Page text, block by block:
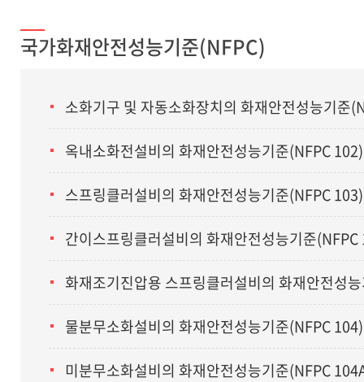
국가화재안전성능기준(NFPC)
소화기구 및 자동소화장치의 화재안전성능기준
옥내소화전설비의 화재안전성능기준(NFPC 102)
스프링클러설비의 화재안전성능기준(NFPC 103)
간이스프링클러설비의 화재안전성능기준(NFPC
화재조기진압용 스프링클러설비의 화재안전성
물분무소화설비의 화재안전성능기준(NFPC 104)
미분무소화설비의 화재안전성능기준(NFPC